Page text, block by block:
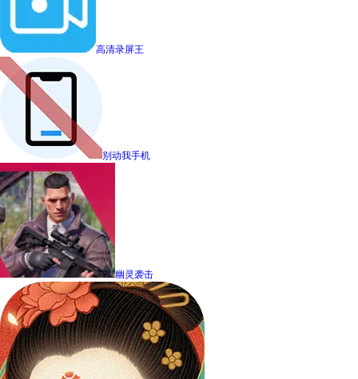
高清录屏王
别动我手机
幽灵袭击